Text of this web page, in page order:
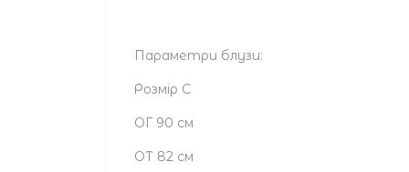
Параметри блузи:
Розмір С
ОГ 90 см
ОТ 82 см